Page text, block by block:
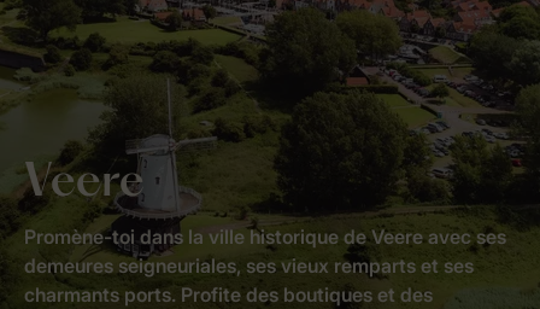
Veere
Promène-toi dans la ville historique de Veere avec ses
demeures seigneuriales, ses vieux remparts et ses
charmants ports. Profite des boutiques et des